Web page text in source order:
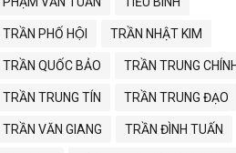
TRẦN PHỐ HỘI TRẦN NHẬT KIM
TRẦN QUỐC BẢO TRẦN TRUNG CHÍNH
TRẦN TRUNG TÍN TRẦN TRUNG ĐẠO
TRẦN VĂN GIANG TRẦN ĐÌNH TUẤN